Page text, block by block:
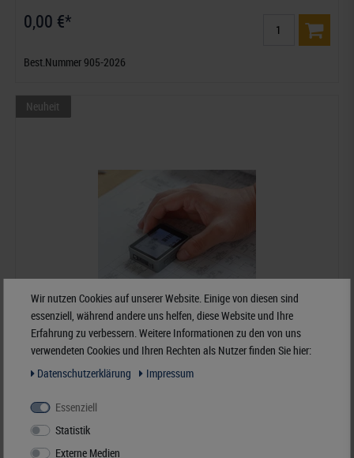
0,00 €*
Best.Nummer 905-2026
Neuheit
Wir nutzen Cookies auf unserer Website. Einige von diesen sind
essenziell, während andere uns helfen, diese Website und Ihre
Erfahrung zu verbessern. Weitere Informationen zu den von uns
verwendeten Cookies und Ihren Rechten als Nutzer finden Sie hier:
Daten­schutz­erklärung
Impressum
Essenziell
Statistik
Externe Medien